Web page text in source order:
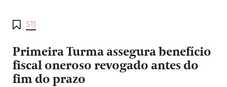
STJ
Primeira Turma assegura benefício
fiscal oneroso revogado antes do
fim do prazo